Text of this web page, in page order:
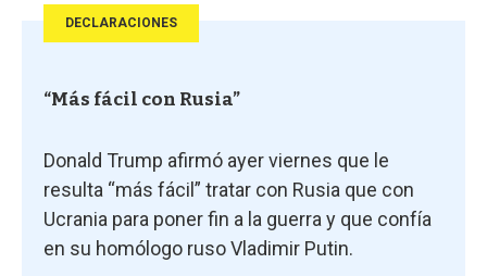
DECLARACIONES
“Más fácil con Rusia”
Donald Trump afirmó ayer viernes que le
resulta “más fácil” tratar con Rusia que con
Ucrania para poner fin a la guerra y que confía
en su homólogo ruso Vladimir Putin.